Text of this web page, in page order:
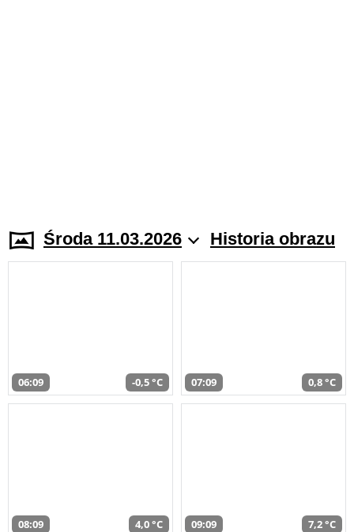
Środa 11.03.2026 Historia obrazu
06:09 -0,5 °C 07:09 0,8 °C
08:09 4,0 °C 09:09 7,2 °C